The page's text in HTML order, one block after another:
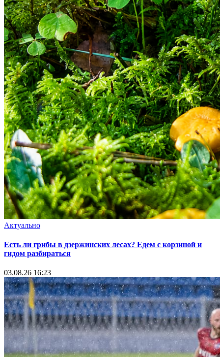
Актуально
Есть ли грибы в дзержинских лесах? Едем с корзиной и
гидом разбираться
03.08.26 16:23